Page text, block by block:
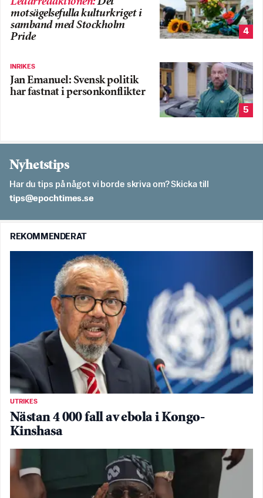
motsägelsefulla kulturkriget i
samband med Stockholm
Pride
4
INRIKES
Jan Emanuel: Svensk politik
har fastnat i personkonflikter
5
Nyhetstips
Har du tips på något vi borde skriva om? Skicka till
es.semithcope@spit
REKOMMENDERAT
UTRIKES
Nästan 4 000 fall av ebola i Kongo-
Kinshasa